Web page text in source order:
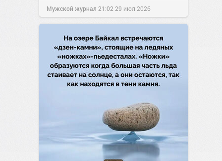
Мужской журнал 21:02 29 июл 2026